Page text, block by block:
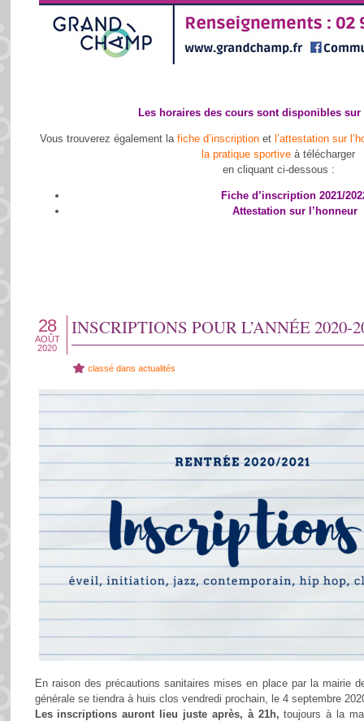
Les horaires des cours sont disponibles sur
Vous trouverez également la fiche d’inscription et l’attestation sur
la pratique sportive à télécharger
en cliquant ci-dessous :
Fiche d’inscription 2021/
Attestation sur l’honneur
INSCRIPTIONS POUR L’ANNÉE 2020-
28
AOÛT
2020
classé dans actualités
En raison des précautions sanitaires mises en place par la mairie
générale se tiendra à huis clos vendredi prochain, le 4 septembre
Les inscriptions auront lieu juste après, à 21h, toujours à la